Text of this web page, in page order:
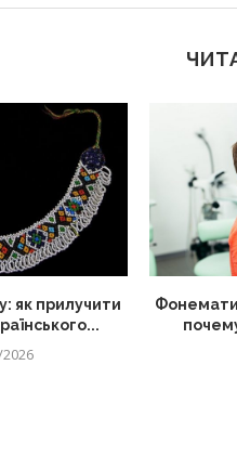
як прилучити